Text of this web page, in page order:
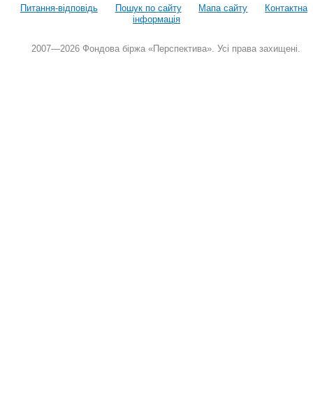
Питання-відповідь Пошук по сайту Мапа сайту
Контактна
інформація
2007—2026 Фондова біржа «Перспектива». Усі права захищені.